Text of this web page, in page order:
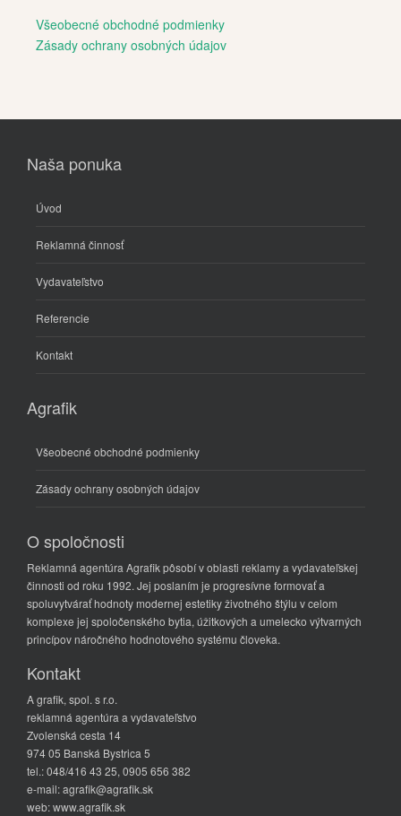
Všeobecné obchodné podmienky
Zásady ochrany osobných údajov
Naša ponuka
Úvod
Reklamná činnosť
Vydavateľstvo
Referencie
Kontakt
Agrafik
Všeobecné obchodné podmienky
Zásady ochrany osobných údajov
O spoločnosti
Reklamná agentúra Agrafik pôsobí v oblasti reklamy a vydavateľskej
činnosti od roku 1992. Jej poslaním je progresívne formovať a
spoluvytvárať hodnoty modernej estetiky životného štýlu v celom
komplexe jej spoločenského bytia, úžitkových a umelecko výtvarných
princípov náročného hodnotového systému človeka.
Kontakt
A grafik, spol. s r.o.
reklamná agentúra a vydavateľstvo
Zvolenská cesta 14
974 05 Banská Bystrica 5
tel.: 048/416 43 25, 0905 656 382
e-mail: agrafik@agrafik.sk
web: www.agrafik.sk